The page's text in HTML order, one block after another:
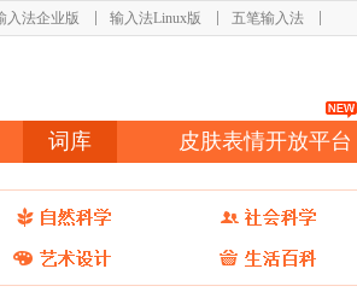
入法企业版 输入法Linux版 五笔输入法
词库 皮肤表情开放平台